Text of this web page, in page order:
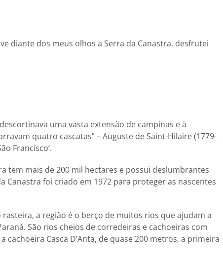
diante dos meus olhos a Serra da Canastra, desfrutei
uma vasta extensão de campinas e à
quatro cascatas” – Auguste de Saint-Hilaire (1779-
Francisco’.
tem mais de 200 mil hectares e possui deslumbrantes
Canastra foi criado em 1972 para proteger as nascentes
a região é o berço de muitos rios que ajudam a
São rios cheios de corredeiras e cachoeiras com
cachoeira Casca D’Anta, de quase 200 metros, a primeira